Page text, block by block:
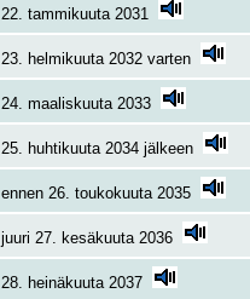
22. tammikuuta 2031
23. helmikuuta 2032 varten
24. maaliskuuta 2033
25. huhtikuuta 2034 jälkeen
ennen 26. toukokuuta 2035
juuri 27. kesäkuuta 2036
28. heinäkuuta 2037